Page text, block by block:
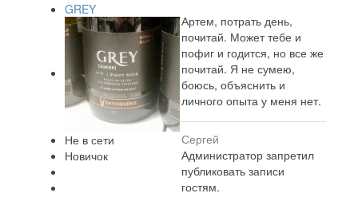
GREY
Не в сети
Новичок
Артем, потрать день,
почитай. Может тебе и
пофиг и годится, но все же
почитай. Я не сумею,
боюсь, объяснить и
личного опыта у меня нет.
Сергей
Администратор запретил
публиковать записи
гостям.